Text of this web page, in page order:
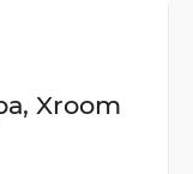
Xroom